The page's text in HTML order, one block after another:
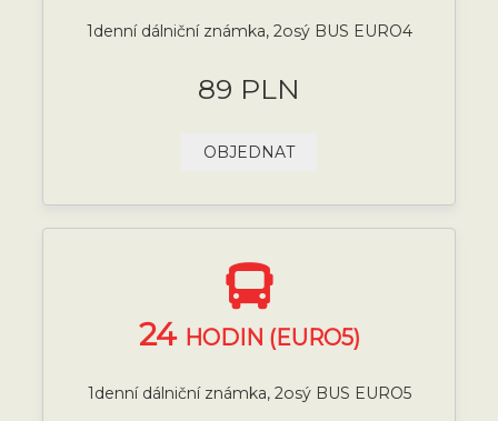
1denní dálniční známka, 2osý BUS EURO4
89 PLN
OBJEDNAT
24 HODIN (EURO5)
1denní dálniční známka, 2osý BUS EURO5